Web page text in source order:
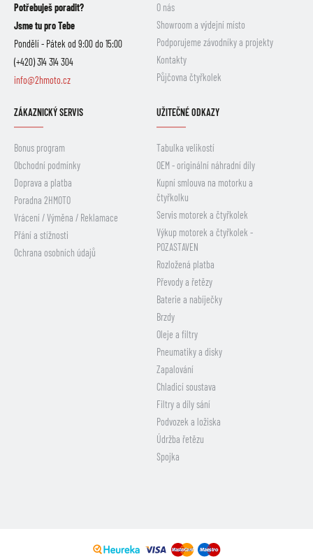
Potřebuješ poradit?
Jsme tu pro Tebe
Pondělí - Pátek od 9:00 do 15:00
(+420) 314 314 304
info@2hmoto.cz
O nás
Showroom a výdejní místo
Podporujeme závodníky a projekty
Kontakty
Půjčovna čtyřkolek
ZÁKAZNICKÝ SERVIS
Bonus program
Obchodní podmínky
Doprava a platba
Poradna 2HMOTO
Vrácení / Výměna / Reklamace
Přání a stížnosti
Ochrana osobních údajů
UŽITEČNÉ ODKAZY
Tabulka velikostí
OEM - originální náhradní díly
Kupní smlouva na motorku a
čtyřkolku
Servis motorek a čtyřkolek
Výkup motorek a čtyřkolek -
POZASTAVEN
Rozložená platba
Převody a řetězy
Baterie a nabíječky
Brzdy
Oleje a filtry
Pneumatiky a disky
Zapalování
Chladicí soustava
Filtry a díly sání
Podvozek a ložiska
Údržba řetězu
Spojka